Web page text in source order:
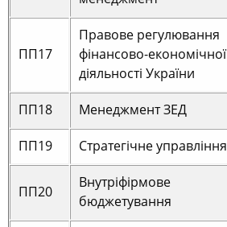
ПП17
Правове регулювання
фінансово-економічної
діяльності України
ПП18 Менеджмент ЗЕД
ПП19 Стратегічне управління
ПП20
Внутріфірмове
бюджетування